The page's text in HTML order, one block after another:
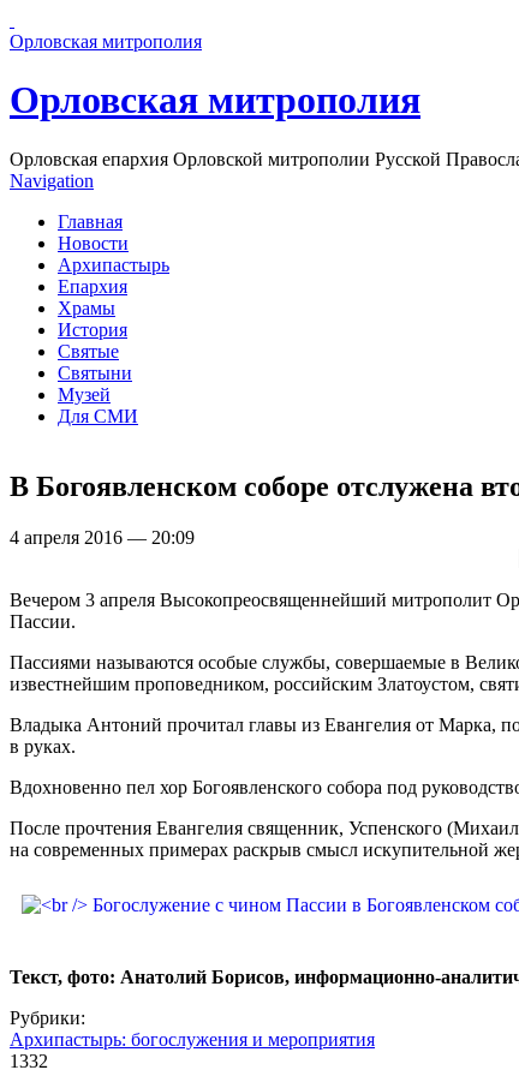
Орловская митрополия
Орловская митрополия
Орловская епархия Орловской митрополии Русской
Navigation
Главная
Новости
Архипастырь
Епархия
Храмы
История
Святые
Святыни
Музей
Для СМИ
В Богоявленском соборе отслужена
4 апреля 2016 — 20:09
Вечером 3 апреля Высокопреосвященнейший митрополит
Пассии.
Пассиями называются особые службы, совершаемые в
известнейшим проповедником, российским Златоустом,
Владыка Антоний прочитал главы из Евангелия от Марка,
в руках.
Вдохновенно пел хор Богоявленского собора под
После прочтения Евангелия священник, Успенского
на современных примерах раскрыв смысл искупительной
Текст, фото: Анатолий Борисов, информационно-
Рубрики:
Архипастырь: богослужения и мероприятия
1332